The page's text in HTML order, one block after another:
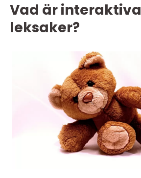
Vad är interaktiva
leksaker?